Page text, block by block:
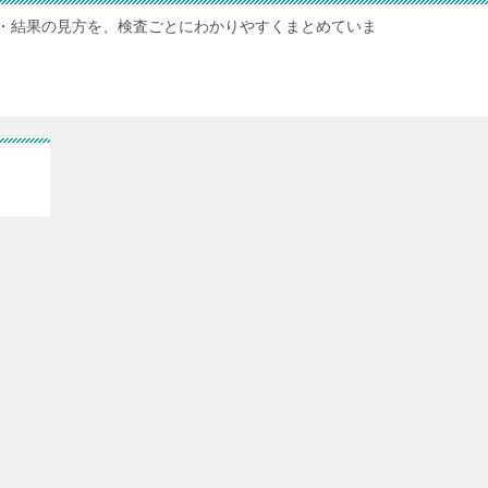
結果の見方を、検査ごとにわかりやすくまとめていま